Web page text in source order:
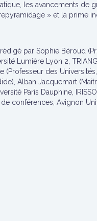
les avancements de
» et la prime
par Sophie Béroud
Lumière Lyon 2,
(Professeur des
Alban Jacquemart
Paris Dauphine,
conférences, Avignon